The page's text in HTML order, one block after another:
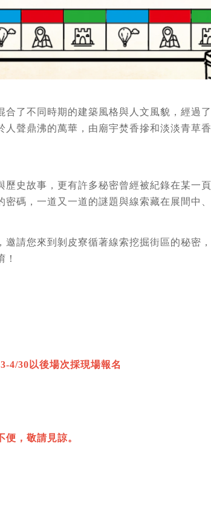
了不同時期的建築風格與人文風貌，經過
聲鼎沸的萬華，由廟宇焚香摻和淡淡青草
歷史故事，更有許多秘密曾經被紀錄在某一
碼，一道又一道的謎題與線索藏在展間中
請您來到剝皮寮循著線索挖掘街區的秘密
4/30以後場次採現場報名
，敬請見諒。